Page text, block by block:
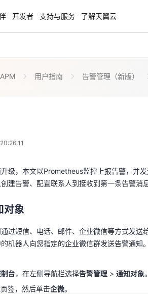
NEW 聚力AI赋能 天翼云
达全球！
“一云多芯、一云多态”,
天翼云奖励推广计划
天翼云用户体验官
开发者 支持与服务 了解天翼云
用户指南 告警管理（新版）
级，本文以Prometheus监控上报告警，并
对象
过短信、电话、邮件、企业微信等方式发送
台，在左侧导航栏选择告警管理>通知对象
级，本文以Prometheus监控上报告警，并
建告警、配置联系人到接收到第一条告警消息
对象
过短信、电话、邮件、企业微信等方式发送
机器人向您指定的企业微信群发送告警通知
台，在左侧导航栏选择告警管理 > 通知对象。
页签，然后单击企微。